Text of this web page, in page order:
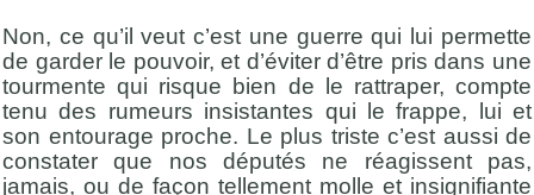
Non, ce qu’il veut c’est une guerre qui lui permette
de garder le pouvoir, et d’éviter d’être pris dans une
tourmente qui risque bien de le rattraper, compte
tenu des rumeurs insistantes qui le frappe, lui et
son entourage proche. Le plus triste c’est aussi de
constater que nos députés ne réagissent pas,
jamais, ou de façon tellement molle et insignifiante